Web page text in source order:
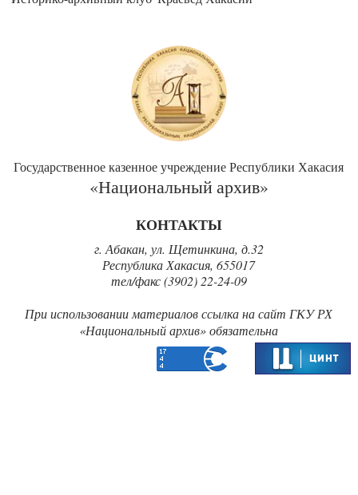
Государственное казенное учреждение Республики Хакасия
«Национальный архив»
КОНТАКТЫ
г. Абакан, ул. Щетинкина, д.32
Республика Хакасия, 655017
тел/факс (3902) 22-24-09
При использовании материалов ссылка на сайт ГКУ РХ
«‎Национальный архив» обязательна‎